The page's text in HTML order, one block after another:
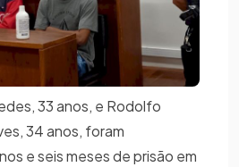
33 anos, e Rodolfo
34 anos, foram
e seis meses de prisão em